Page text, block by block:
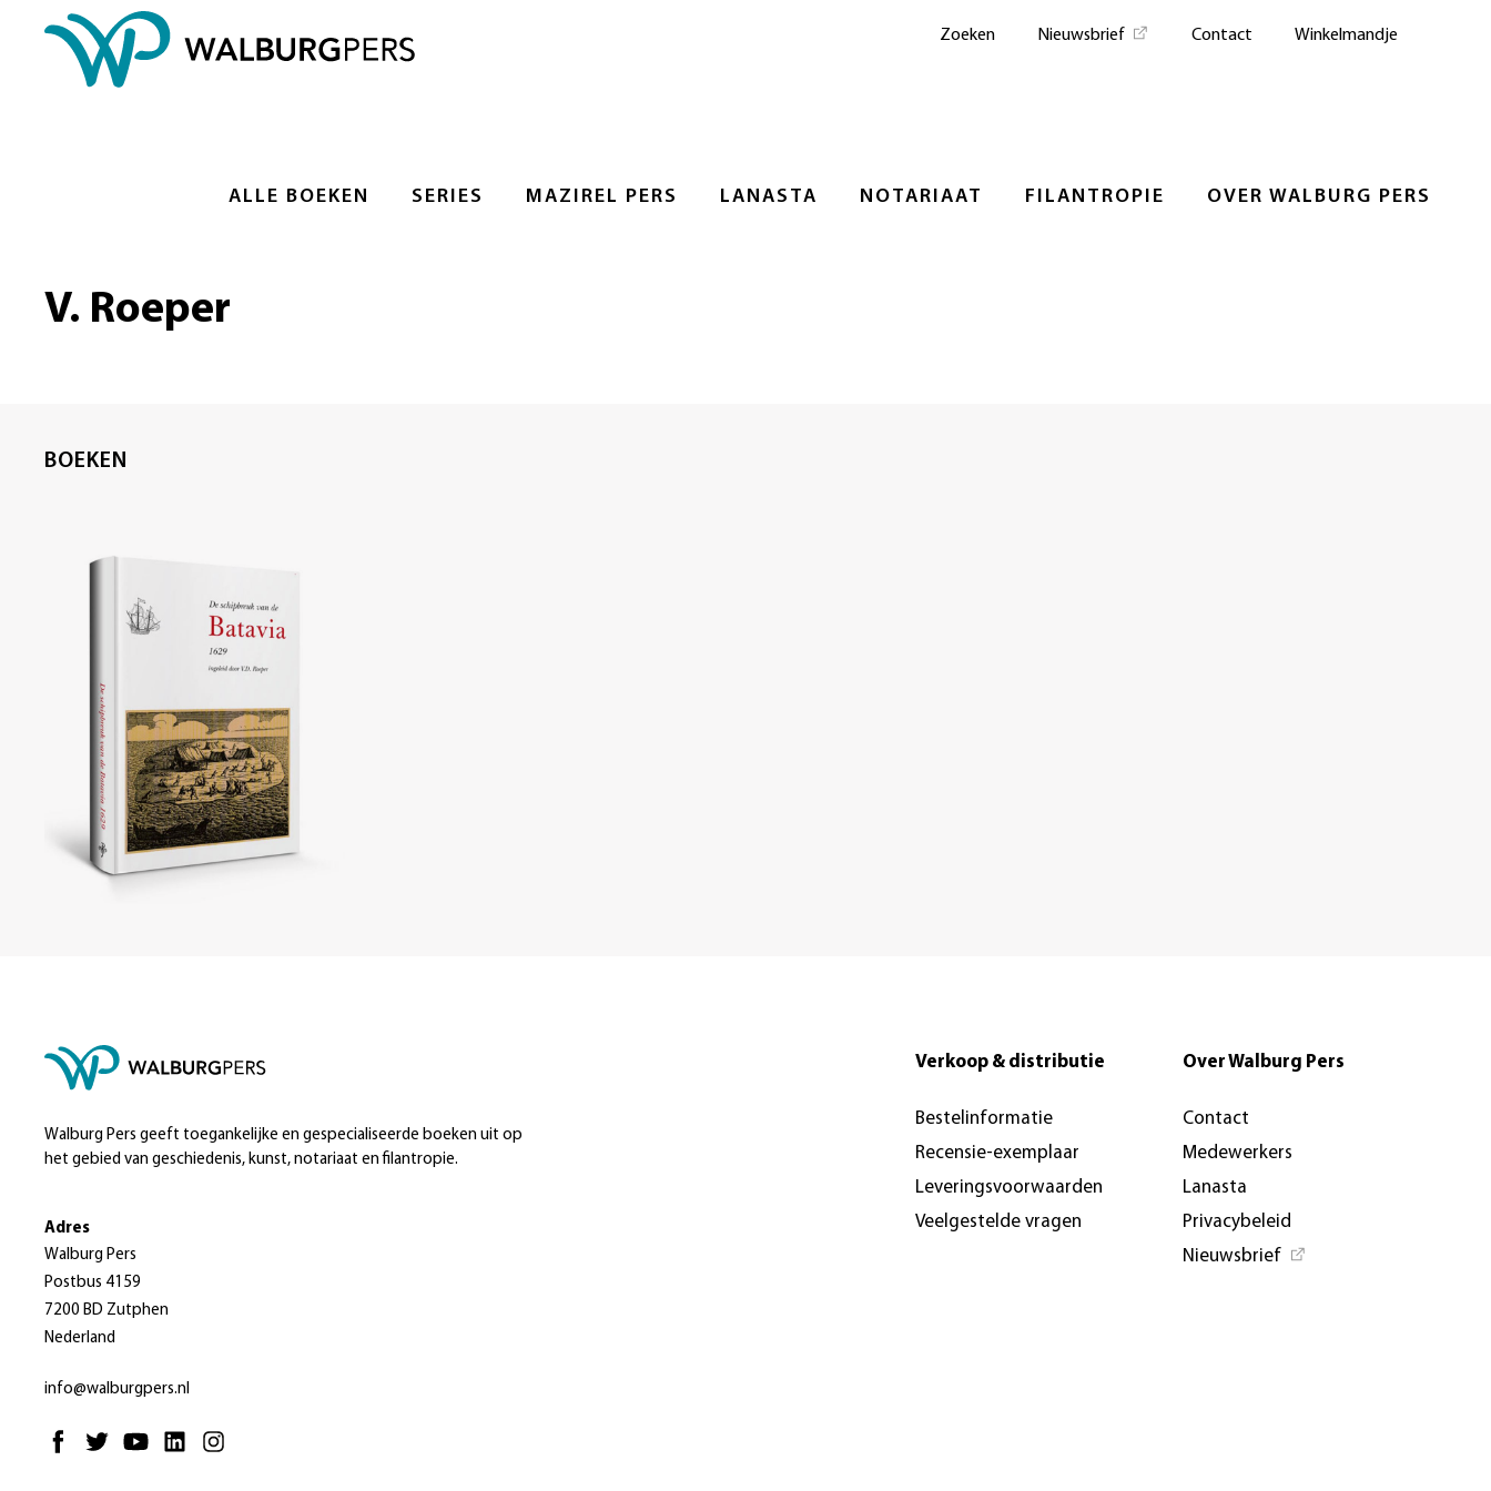
ALLE BOEKEN SERIES MAZIREL PERS LANASTA NOTARIAAT FILANTROPIE OVER WALBURG PERS
Zoeken Nieuwsbrief Contact Winkelmandje
V. Roeper
BOEKEN
Walburg Pers geeft toegankelijke en gespecialiseerde boeken uit op
het gebied van geschiedenis, kunst, notariaat en filantropie.
Adres
Walburg Pers
Postbus 4159
7200 BD Zutphen
Nederland
info@walburgpers.nl
Verkoop & distributie
Bestelinformatie
Recensie-exemplaar
Leveringsvoorwaarden
Veelgestelde vragen
Over Walburg Pers
Contact
Medewerkers
Lanasta
Privacybeleid
Nieuwsbrief